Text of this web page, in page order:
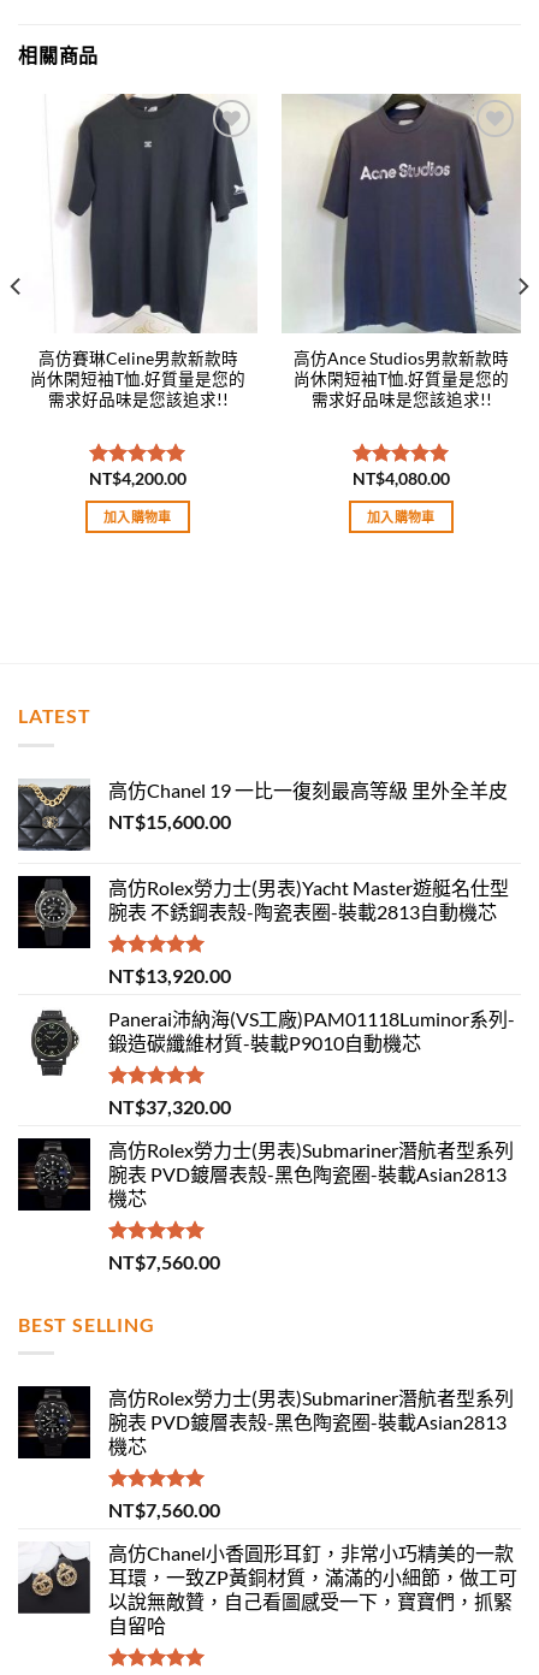
相關商品
Add to
wishlist
高仿賽琳Celine男款新款時
尚休閑短袖T恤.好質量是您的
需求好品味是您該追求!!
評分5.00
滿分 5
NT$4,200.00
加入購物車
Add to
wishlist
高仿Ance Studios男款新款時
尚休閑短袖T恤.好質量是您的
需求好品味是您該追求!!
評分5.00
滿分 5
NT$4,080.00
加入購物車
LATEST
高仿Chanel 19 一比一復刻最高等級 里外全羊皮
NT$15,600.00
高仿Rolex勞力士(男表)Yacht Master遊艇名仕型
腕表 不銹鋼表殼-陶瓷表圈-裝載2813自動機芯
評分5.00
滿分 5
NT$13,920.00
Panerai沛納海(VS工廠)PAM01118Luminor系列-
鍛造碳纖維材質-裝載P9010自動機芯
評分5.00
滿分 5
NT$37,320.00
高仿Rolex勞力士(男表)Submariner潛航者型系列
腕表 PVD鍍層表殼-黑色陶瓷圈-裝載Asian2813
機芯
評分 5.00
滿分 5
NT$7,560.00
BEST SELLING
高仿Rolex勞力士(男表)Submariner潛航者型系列
腕表 PVD鍍層表殼-黑色陶瓷圈-裝載Asian2813
機芯
評分 5.00
滿分 5
NT$7,560.00
高仿Chanel小香圓形耳釘，非常小巧精美的一款
耳環，一致ZP黃銅材質，滿滿的小細節，做工可
以說無敵贊，自己看圖感受一下，寶寶們，抓緊
自留哈